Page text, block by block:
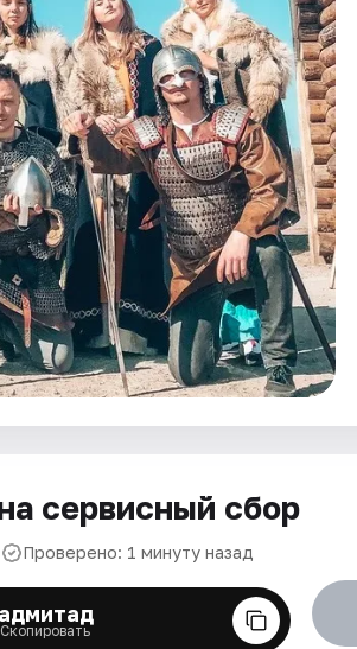
сервисный сбор
Проверено: 1 минуту назад
адмитад
Скопировать